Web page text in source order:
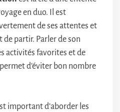
en duo. Il est
de ses attentes et
de partir. Parler de son
activités favorites et de
d’éviter bon nombre
important d’aborder les